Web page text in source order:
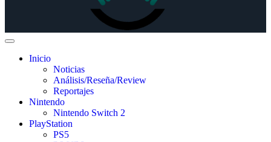
Inicio
Noticias
Análisis/Reseña/Review
Reportajes
Nintendo
Nintendo Switch 2
PlayStation
PS5